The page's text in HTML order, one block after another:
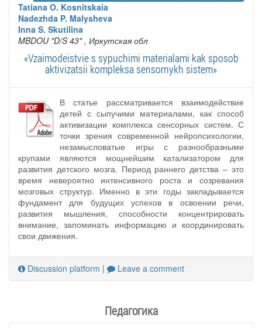
Tatiana O. Kosnitskaia
Nadezhda P. Malysheva
Inna S. Skutilina
MBDOU "D/S 43" , Иркутская обл
«Vzaimodeistvie s sypuchimi materialami kak sposob
aktivizatsii kompleksa sensornykh sistem»
В статье рассматривается взаимодействие
детей с сыпучими материалами, как способ
активизации комплекса сенсорных систем. С
точки зрения современной нейропсихологии,
незамысловатые игры с разнообразными
крупами являются мощнейшим катализатором для
развития детского мозга. Период раннего детства – это
время невероятно интенсивного роста и созревания
мозговых структур. Именно в эти годы закладывается
фундамент для будущих успехов в освоении речи,
развития мышления, способности концентрировать
внимание, запоминать информацию и координировать
свои движения.
Discussion platform | Leave a comment
Педагогика